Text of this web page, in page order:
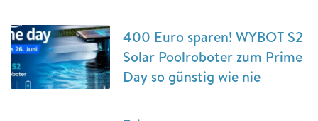
400 Euro sparen! WYBOT S2
Solar Poolroboter zum Prime
Day so günstig wie nie